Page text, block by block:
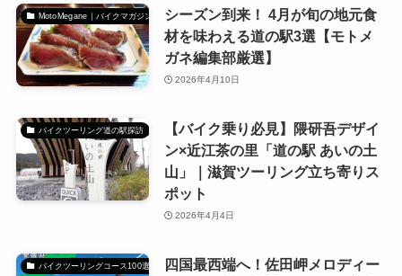
MotoMegane｜バイクマガジン
シーズン到来！ 4月が旬の地元食
材を味わえる道の駅3選【モトメ
ガネ編集部厳選】
2026年4月10日
バイクツーリング道の駅探訪
【バイク乗り必見】隈研吾デザイ
ン×近江茶の里「道の駅 あいの土
山」｜滋賀ツーリング立ち寄りス
ポット
2026年4月4日
バイクツーリングコース100選
四国最西端へ！佐田岬メロディー